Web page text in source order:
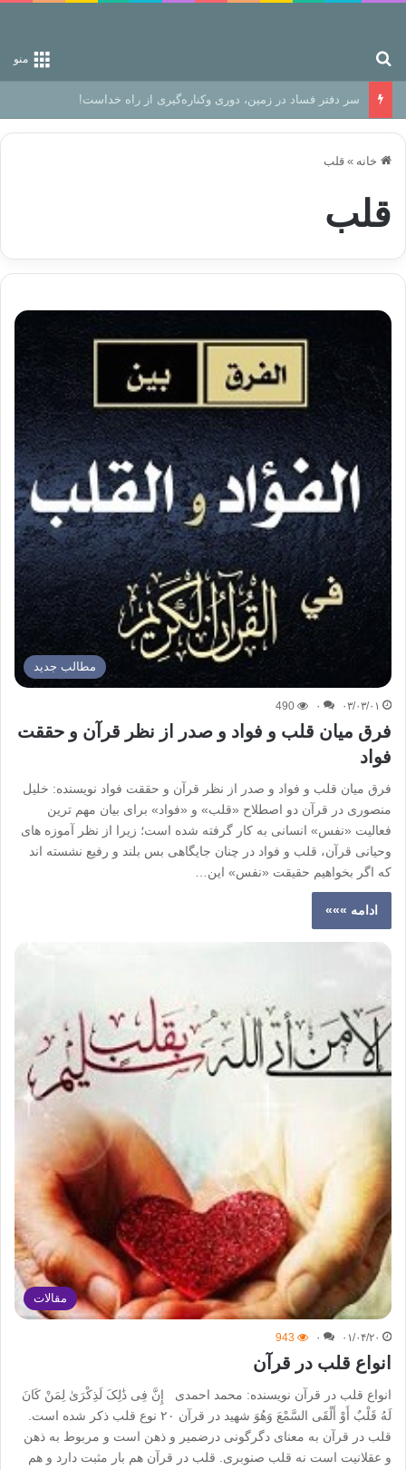
منو
سر دفتر فساد در زمین‌، دوری وکناره‌گیری از راه خداست‌!
خانه » قلب
قلب
مطالب جدید
۰۳/۰۳/۰۱ ۰ 490
فرق میان قلب و فواد و صدر از نظر قرآن و حققت
فواد
فرق میان قلب و فواد و صدر از نظر قرآن و حققت فواد نویسنده: خلیل
منصوری در قرآن دو اصطلاح «قلب» و «فواد» برای بیان مهم ترین
فعالیت «نفس» انسانی به کار گرفته شده است؛ زیرا از نظر آموزه های
وحیانی قرآن، قلب و فواد در چنان جایگاهی بس بلند و رفیع نشسته اند
که اگر بخواهیم حقیقت «نفس» این…
ادامه »»»
مقالات
۰۱/۰۴/۲۰ ۰ 943
انواع قلب در قرآن
انواع قلب در قرآن نویسنده: محمد احمدی إِنَّ فِی ذَٰلِکَ لَذِکْرَىٰ لِمَنْ کَانَ
لَهُ قَلْبٌ أَوْ أَلْقَى السَّمْعَ وَهُوَ شهید در قرآن ۲۰ نوع قلب ذکر شده است.
قلب در قرآن به معنای دگرگونی درضمیر و ذهن است و مربوط به ذهن
و عقلانیت است نه قلب صنوبری. قلب در قرآن هم بار مثبت دارد و هم